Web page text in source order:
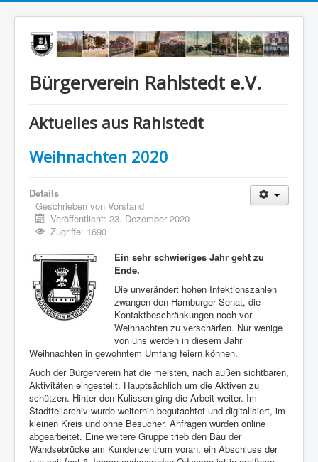
Bürgerverein Rahlstedt e.V.
Aktuelles aus Rahlstedt
Weihnachten 2020
Details
Geschrieben von Vorstand
Veröffentlicht: 23. Dezember 2020
Zugriffe: 1690
Ein sehr schwieriges Jahr geht zu
Ende.
Die unverändert hohen Infektionszahlen
zwangen den Hamburger Senat, die
Kontaktbeschränkungen noch vor
Weihnachten zu verschärfen. Nur wenige
von uns werden in diesem Jahr
Weihnachten in gewohntem Umfang feiern können.
Auch der Bürgerverein hat die meisten, nach außen sichtbaren,
Aktivitäten eingestellt. Hauptsächlich um die Aktiven zu
schützen. Hinter den Kulissen ging die Arbeit weiter. Im
Stadtteilarchiv wurde weiterhin begutachtet und digitalisiert, im
kleinen Kreis und ohne Besucher. Anfragen wurden online
abgearbeitet. Eine weitere Gruppe trieb den Bau der
Wandsebrücke am Kundenzentrum voran, ein Abschluss der